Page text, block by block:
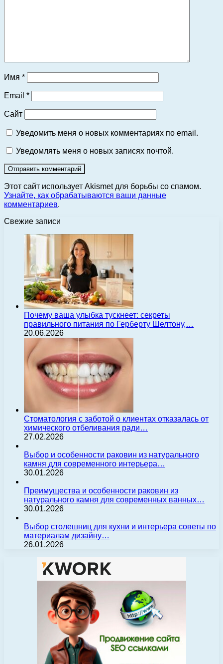
Имя *
Email *
Сайт
Уведомить меня о новых комментариях по email.
Уведомлять меня о новых записях почтой.
Этот сайт использует Akismet для борьбы со спамом.
Узнайте, как обрабатываются ваши данные
комментариев.
Свежие записи
Почему ваша улыбка тускнеет: секреты
правильного питания по Герберту Шелтону,…
20.06.2026
Стоматология с заботой о клиентах отказалась от
химического отбеливания ради…
27.02.2026
Выбор и особенности раковин из натурального
камня для современного интерьера…
30.01.2026
Преимущества и особенности раковин из
натурального камня для современных ванных…
30.01.2026
Выбор столешниц для кухни и интерьера советы по
материалам дизайну…
26.01.2026